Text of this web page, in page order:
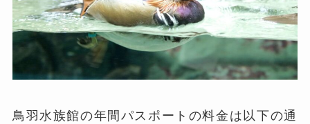
鳥羽水族館の年間パスポートの料金は以下の通